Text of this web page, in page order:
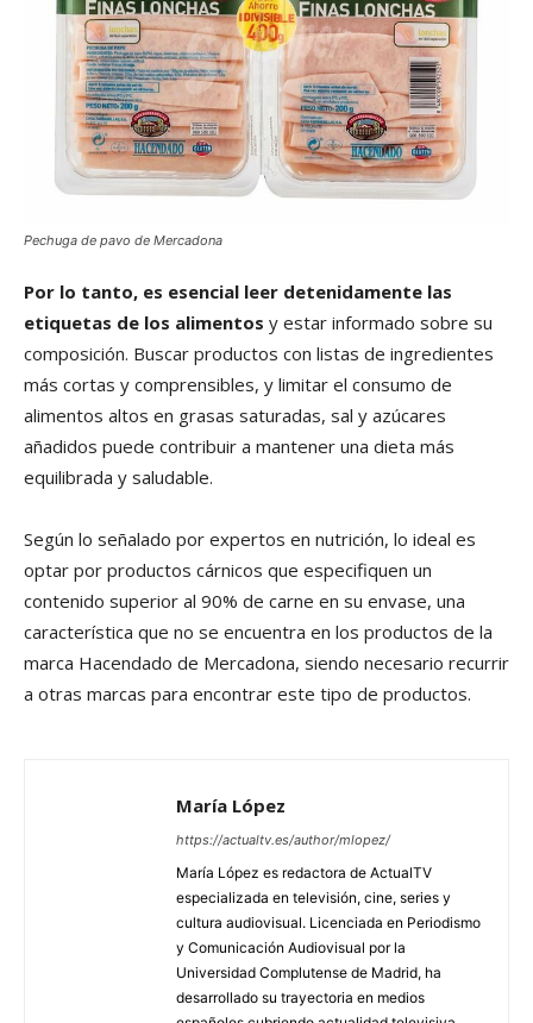
Pechuga de pavo de Mercadona
Por lo tanto, es esencial leer detenidamente las
etiquetas de los alimentos y estar informado sobre su
composición. Buscar productos con listas de ingredientes
más cortas y comprensibles, y limitar el consumo de
alimentos altos en grasas saturadas, sal y azúcares
añadidos puede contribuir a mantener una dieta más
equilibrada y saludable.
Según lo señalado por expertos en nutrición, lo ideal es
optar por productos cárnicos que especifiquen un
contenido superior al 90% de carne en su envase, una
característica que no se encuentra en los productos de la
marca Hacendado de Mercadona, siendo necesario recurrir
a otras marcas para encontrar este tipo de productos.
María López
https://actualtv.es/author/mlopez/
María López es redactora de ActualTV
especializada en televisión, cine, series y
cultura audiovisual. Licenciada en Periodismo
y Comunicación Audiovisual por la
Universidad Complutense de Madrid, ha
desarrollado su trayectoria en medios